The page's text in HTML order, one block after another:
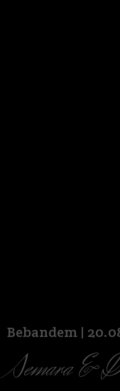
Bebandem |
Semara &